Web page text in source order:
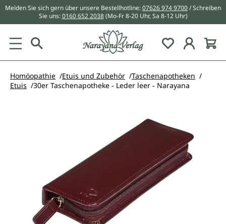
springen
Melden Sie sich gern über unsere Bestellhotline:07626 974 9700/ Schreiben
Sie uns:0160 652 2038 (Mo-Fr 8-20 Uhr, Sa 8-12 Uhr)
Du hast 0
Homöopathie Etuis und Zubehör
Taschenapotheken
Etuis
30er Taschenapotheke - Leder leer - Narayana